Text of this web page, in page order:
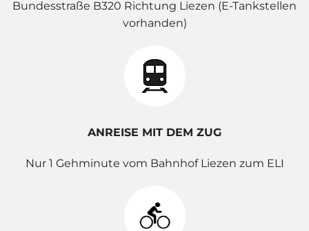
Bundesstraße B320 Richtung Liezen (E-Tankstellen
vorhanden)
ANREISE MIT DEM ZUG
Nur 1 Gehminute vom Bahnhof Liezen zum ELI